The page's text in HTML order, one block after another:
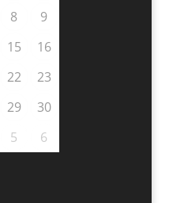
8
9
15
16
22
23
29
30
5 6